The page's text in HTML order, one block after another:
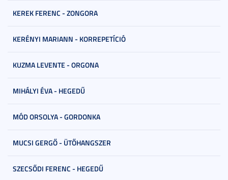
KEREK FERENC - ZONGORA
KERÉNYI MARIANN - KORREPETÍCIÓ
KUZMA LEVENTE - ORGONA
MIHÁLYI ÉVA - HEGEDŰ
MÓD ORSOLYA - GORDONKA
MUCSI GERGŐ - ÜTŐHANGSZER
SZECSŐDI FERENC - HEGEDŰ